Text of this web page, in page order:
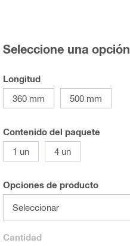
Seleccione una opción
Longitud
360 mm
500 mm
Contenido del paquete
1 un
4 un
Opciones de producto
Seleccionar
Cantidad